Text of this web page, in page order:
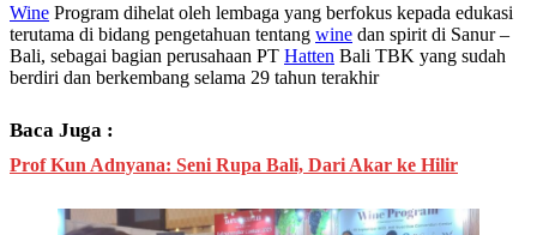
Wine Program dihelat oleh lembaga yang berfokus kepada edukasi
terutama di bidang pengetahuan tentang wine dan spirit di Sanur –
Bali, sebagai bagian perusahaan PT Hatten Bali TBK yang sudah
berdiri dan berkembang selama 29 tahun terakhir
Baca Juga :
Prof Kun Adnyana: Seni Rupa Bali, Dari Akar ke Hilir